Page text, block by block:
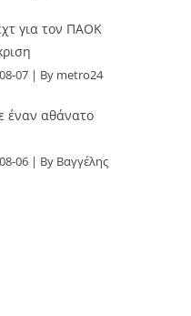
για τον ΠΑΟΚ
07 By metro24
έναν αθάνατο
06
By Βαγγέλης